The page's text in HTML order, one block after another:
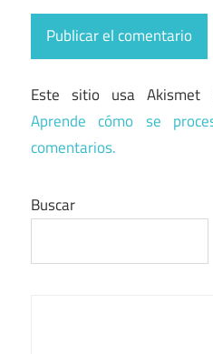
Este sitio usa Akismet
Aprende cómo se
comentarios.
Buscar